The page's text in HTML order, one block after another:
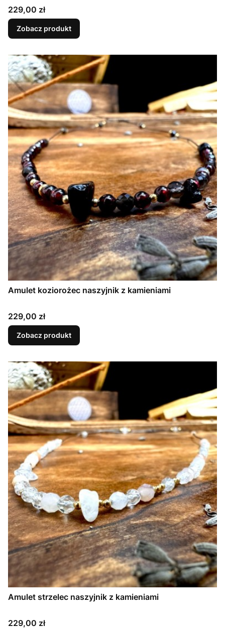
Cena
229,00 zł
Zobacz produkt
Amulet koziorożec naszyjnik z kamieniami
Cena
229,00 zł
Zobacz produkt
Amulet strzelec naszyjnik z kamieniami
Cena
229,00 zł